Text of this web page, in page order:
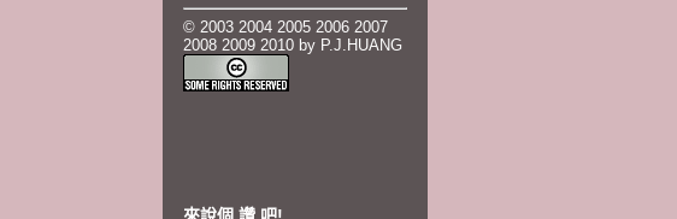
© 2003 2004 2005 2006 2007
2008 2009 2010 by P.J.HUANG